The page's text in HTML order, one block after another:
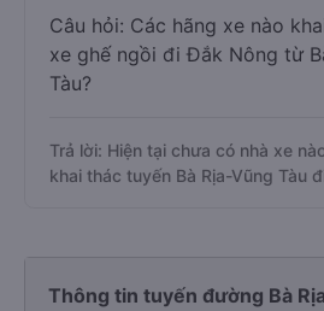
Câu hỏi: Các hãng xe nào
xe ghế ngồi đi Đắk Nông từ
Tàu?
Trả lời: Hiện tại chưa có nhà xe
khai thác tuyến Bà Rịa-Vũng Tàu
Thông tin tuyến đường Bà